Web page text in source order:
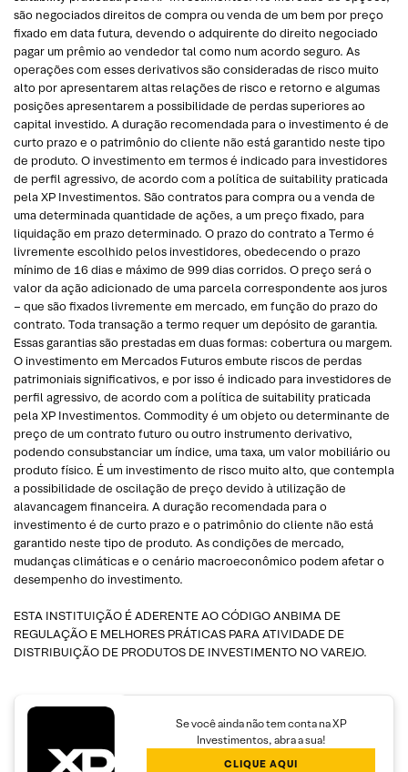
são negociados direitos de compra ou venda de um bem por preço
fixado em data futura, devendo o adquirente do direito negociado
pagar um prêmio ao vendedor tal como num acordo seguro. As
operações com esses derivativos são consideradas de risco muito
alto por apresentarem altas relações de risco e retorno e algumas
posições apresentarem a possibilidade de perdas superiores ao
capital investido. A duração recomendada para o investimento é de
curto prazo e o patrimônio do cliente não está garantido neste tipo
de produto. O investimento em termos é indicado para investidores
de perfil agressivo, de acordo com a política de suitability praticada
pela XP Investimentos. São contratos para compra ou a venda de
uma determinada quantidade de ações, a um preço fixado, para
liquidação em prazo determinado. O prazo do contrato a Termo é
livremente escolhido pelos investidores, obedecendo o prazo
mínimo de 16 dias e máximo de 999 dias corridos. O preço será o
valor da ação adicionado de uma parcela correspondente aos juros
– que são fixados livremente em mercado, em função do prazo do
contrato. Toda transação a termo requer um depósito de garantia.
Essas garantias são prestadas em duas formas: cobertura ou margem.
O investimento em Mercados Futuros embute riscos de perdas
patrimoniais significativos, e por isso é indicado para investidores de
perfil agressivo, de acordo com a política de suitability praticada
pela XP Investimentos. Commodity é um objeto ou determinante de
preço de um contrato futuro ou outro instrumento derivativo,
podendo consubstanciar um índice, uma taxa, um valor mobiliário ou
produto físico. É um investimento de risco muito alto, que contempla
a possibilidade de oscilação de preço devido à utilização de
alavancagem financeira. A duração recomendada para o
investimento é de curto prazo e o patrimônio do cliente não está
garantido neste tipo de produto. As condições de mercado,
mudanças climáticas e o cenário macroeconômico podem afetar o
desempenho do investimento.
ESTA INSTITUIÇÃO É ADERENTE AO CÓDIGO ANBIMA DE
REGULAÇÃO E MELHORES PRÁTICAS PARA ATIVIDADE DE
DISTRIBUIÇÃO DE PRODUTOS DE INVESTIMENTO NO VAREJO.
Se você ainda não tem conta na XP
Investimentos, abra a sua!
CLIQUE AQUI